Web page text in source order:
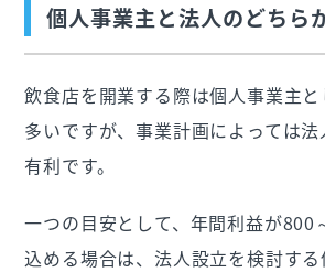
個人事業主と法人のどちら
飲食店を開業する際は個人事業主
多いですが、事業計画によっては
有利です。
一つの目安として、年間利益が800
込める場合は、法人設立を検討する